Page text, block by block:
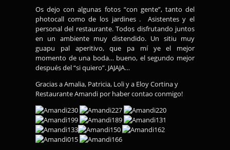
Os dejo con algunas fotos “con gente”, tanto del
photocall como de los jardines . Asistentes y el
personal del restaurante. Todos disfrutando juntos
en un ambiente muy distendido. Un sitiu muy
guapu pal aperitivo, que pa mí ye el mejor
momento de una boda… bueno, el segundo mejor
después del “si quiero”. JAJAJA…
Gracias a Amalia, Patricia, Loli y a Eloy Cortina y
Restaurante Amandi por haber contao conmigo!